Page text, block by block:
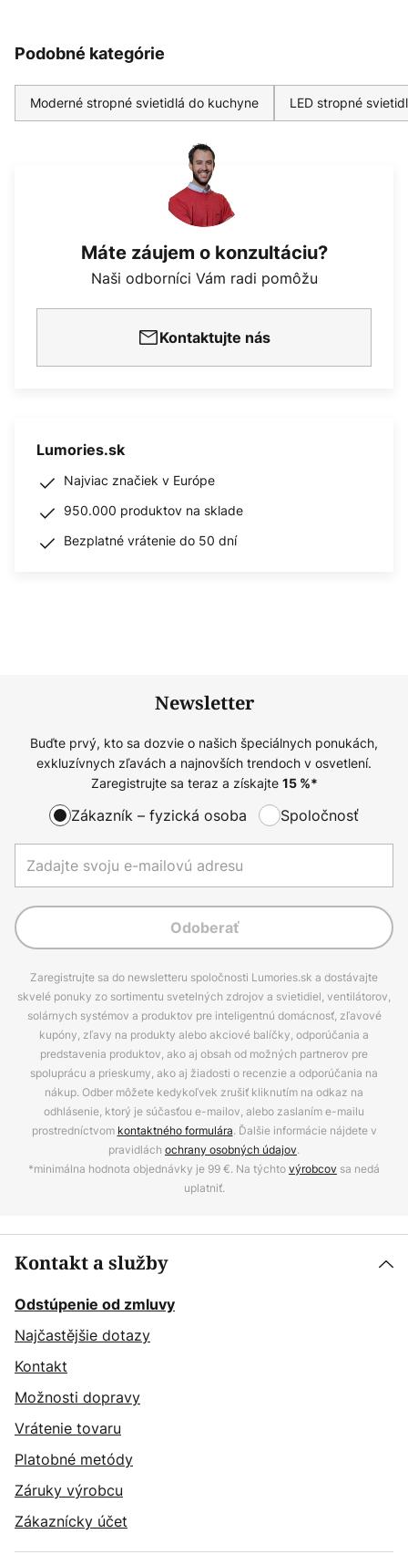
Podobné kategórie
Moderné stropné svietidlá do kuchyne LED stropné
Máte záujem o konzultáciu?
Naši odborníci Vám radi pomôžu
Kontaktujte nás
Lumories.sk
Najviac značiek v Európe
950.000 produktov na sklade
Bezplatné vrátenie do 50 dní
Newsletter
Buďte prvý, kto sa dozvie o našich špeciálnych ponukách,
exkluzívnych zľavách a najnovších trendoch v osvetlení.
Zaregistrujte sa teraz a získajte 15%*
Zákazník – fyzická osoba Spoločnosť
Odoberať
Zaregistrujte sa do newsletteru spoločnosti Lumories.sk a dostávajte
skvelé ponuky zo sortimentu svetelných zdrojov a svietidiel, ventilátorov,
solárnych systémov a produktov pre inteligentnú domácnosť, zľavové
kupóny, zľavy na produkty alebo akciové balíčky, odporúčania a
predstavenia produktov, ako aj obsah od možných partnerov pre
spoluprácu a prieskumy, ako aj žiadosti o recenzie a odporúčania na
nákup. Odber môžete kedykoľvek zrušiť kliknutím na odkaz na
odhlásenie, ktorý je súčasťou e-mailov, alebo zaslaním e-mailu
prostredníctvom kontaktného formulára. Ďalšie informácie nájdete v
pravidlách ochrany osobných údajov.
*minimálna hodnota objednávky je 99 €. Na týchtovýrobcov sa nedá
uplatniť.
Kontakt a služby
Odstúpenie od zmluvy
Najčastějšie dotazy
Kontakt
Možnosti dopravy
Vrátenie tovaru
Platobné metódy
Záruky výrobcu
Zákaznícky účet